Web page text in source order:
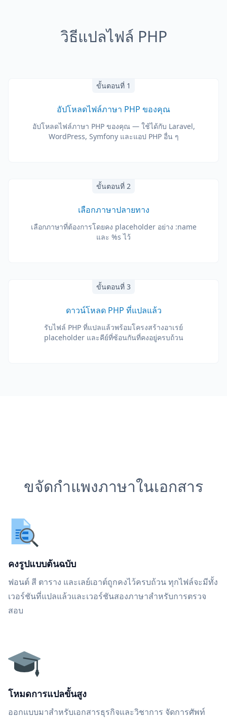
วิธีแปลไฟล์ PHP
ขั้นตอนที่ 1
อัปโหลดไฟล์ภาษา PHP ของคุณ
อัปโหลดไฟล์ภาษา PHP ของคุณ — ใช้ได้กับ Laravel,
WordPress, Symfony และแอป PHP อื่น ๆ
ขั้นตอนที่ 2
เลือกภาษาปลายทาง
เลือกภาษาที่ต้องการโดยคง placeholder อย่าง :name
และ %s ไว้
ขั้นตอนที่ 3
ดาวน์โหลด PHP ที่แปลแล้ว
รับไฟล์ PHP ที่แปลแล้วพร้อมโครงสร้างอาเรย์
placeholder และคีย์ที่ซ้อนกันที่คงอยู่ครบถ้วน
ขจัดกำแพงภาษาในเอกสาร
คงรูปแบบต้นฉบับ
ฟอนต์ สี ตาราง และเลย์เอาต์ถูกคงไว้ครบถ้วน ทุกไฟล์จะมีทั้ง
เวอร์ชันที่แปลแล้วและเวอร์ชันสองภาษาสำหรับการตรวจ
สอบ
โหมดการแปลขั้นสูง
ออกแบบมาสำหรับเอกสารธุรกิจและวิชาการ จัดการศัพท์